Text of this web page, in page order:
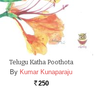
Telugu Katha Poothota
By Kumar Kunaparaju
Rs. 250